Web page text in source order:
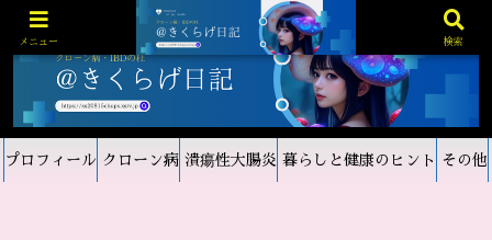
プロフィール クローン病 潰瘍性大腸炎 暮らしと健康のヒント その他
メニュー 検索